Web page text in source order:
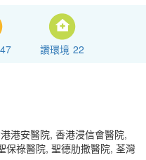
47 讚環境 22
港安醫院, 香港浸信會醫院,
保祿醫院, 聖德肋撒醫院, 荃灣